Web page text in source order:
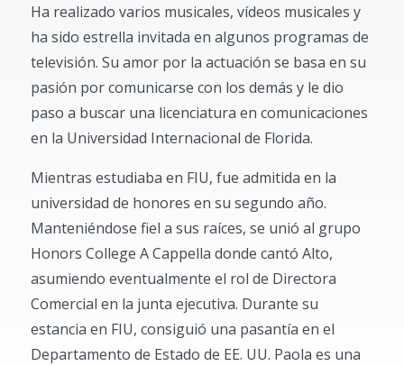
Ha realizado varios musicales, vídeos musicales y
ha sido estrella invitada en algunos programas de
televisión. Su amor por la actuación se basa en su
pasión por comunicarse con los demás y le dio
paso a buscar una licenciatura en comunicaciones
en la Universidad Internacional de Florida.
Mientras estudiaba en FIU, fue admitida en la
universidad de honores en su segundo año.
Manteniéndose fiel a sus raíces, se unió al grupo
Honors College A Cappella donde cantó Alto,
asumiendo eventualmente el rol de Directora
Comercial en la junta ejecutiva. Durante su
estancia en FIU, consiguió una pasantía en el
Departamento de Estado de EE. UU. Paola es una